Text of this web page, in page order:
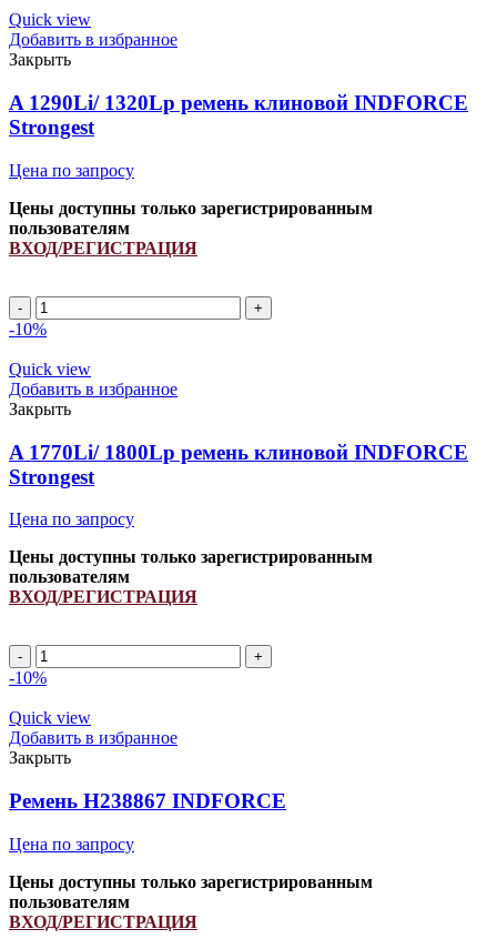
ремень
клиновой
INDFORCE
Strongest
quantity
Quick view
Добавить в избранное
Закрыть
A 1290Li/ 1320Lp ремень клиновой INDFORCE
Strongest
Цена по запросу
Цены доступны только зарегистрированным
пользователям
ВХОД/РЕГИСТРАЦИЯ
A
1290Li/
ремень
клиновой
INDFORCE
Strongest
quantity
-10%
Quick view
Добавить в избранное
Закрыть
A 1770Li/ 1800Lp ремень клиновой INDFORCE
Strongest
Цена по запросу
Цены доступны только зарегистрированным
пользователям
ВХОД/РЕГИСТРАЦИЯ
A
1770Li/
ремень
клиновой
INDFORCE
Strongest
quantity
-10%
Quick view
Добавить в избранное
Закрыть
Ремень H238867 INDFORCE
Цена по запросу
Цены доступны только зарегистрированным
пользователям
ВХОД/РЕГИСТРАЦИЯ